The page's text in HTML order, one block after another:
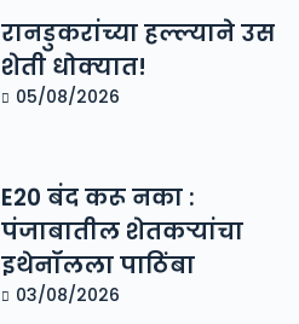
रानडुकरांच्या हल्ल्याने उस
शेती धोक्यात!
05/08/2026
E20 बंद करू नका :
पंजाबातील शेतकऱ्यांचा
इथेनॉलला पाठिंबा
03/08/2026